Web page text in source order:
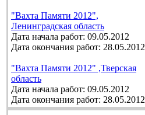
"Вахта Памяти 2012",
Ленинградская область
Дата начала работ: 09.05.2012
Дата окончания работ: 28.05.2012
"Вахта Памяти 2012" ,Тверская
область
Дата начала работ: 09.05.2012
Дата окончания работ: 28.05.2012